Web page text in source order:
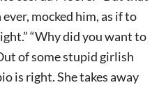
mocked him, as if to
“Why did you want to
of some stupid girlish
is right. She takes away